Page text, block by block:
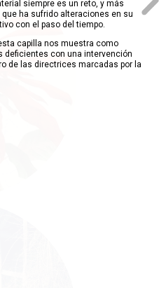
siempre es un reto, y más
ha sufrido alteraciones en su
con el paso del tiempo.
capilla nos muestra como
con una intervención
de las directrices marcadas por la